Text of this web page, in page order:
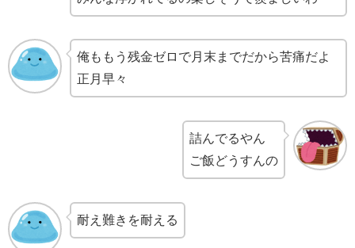
俺ももう残金ゼロで月末までだから苦痛だよ
正月早々
詰んでるやん
ご飯どうすんの
耐え難きを耐える